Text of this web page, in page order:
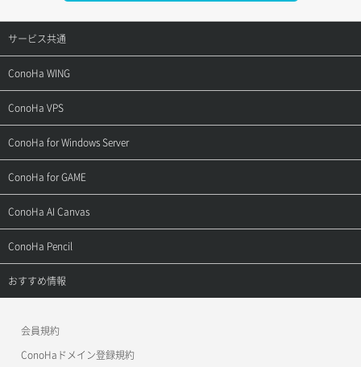
サービス共通
サポートトップ
ご契約・お支払い
用語集
お問い合わせ
ConoHa WING
サポートトップ
ご利用ガイド
お乗り換えガイド
よくある質問
ConoHa VPS
サポートトップ
ご利用ガイド
APIドキュメントVPS2.0
APIドキュメントVPS3.0
ConoHa for Windows Server
サポートトップ
ご利用ガイド
APIドキュメントVPS2.0
APIドキュメントVPS3.0
ConoHa for GAME
サポートトップ
ご利用ガイド
ConoHa AI Canvas
サポートトップ
ご利用ガイド
ConoHa Pencil
サポートトップ
おすすめ情報
会員規約
ConoHaドメイン登録規約